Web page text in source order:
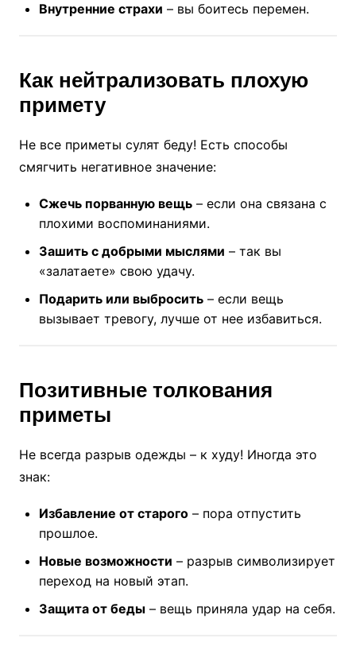
Внутренние страхи – вы боитесь перемен.
Как нейтрализовать плохую
примету
Не все приметы сулят беду! Есть способы
смягчить негативное значение:
Сжечь порванную вещь– если она связана с
плохими воспоминаниями.
Зашить с добрыми мыслями – так вы
«залатаете» свою удачу.
Подарить или выбросить– если вещь
вызывает тревогу, лучше от нее избавиться.
Позитивные толкования
приметы
Не всегда разрыв одежды – к худу! Иногда это
знак:
Избавление от старого– пора отпустить
прошлое.
Новые возможности – разрыв символизирует
переход на новый этап.
Защита от беды– вещь приняла удар на себя.